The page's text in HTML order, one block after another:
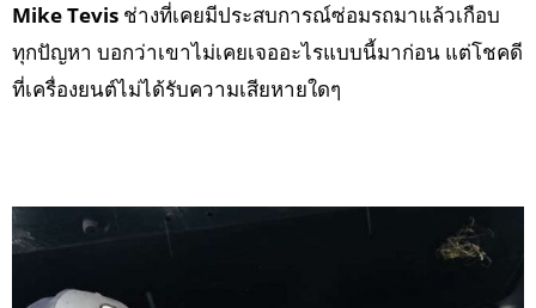
Mike Tevis ช่างที่เคยมีประสบการณ์ซ่อมรถมาแล้วเกือบ
ทุกปัญหา บอกว่าเขาไม่เคยเจออะไรแบบนี้มาก่อน แต่โชคดี
ที่เครื่องยนต์ไม่ได้รับความเสียหายใดๆ